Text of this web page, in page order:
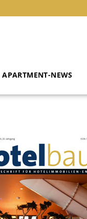
APARTMENT-NEWS